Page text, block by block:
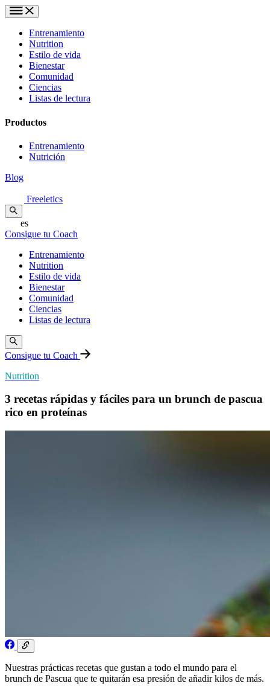
Entrenamiento
Nutrition
Estilo de vida
Bienestar
Comunidad
Ciencias
Listas de lectura
Productos
Entrenamiento
Nutrición
Blog
Freeletics
es
Consigue tu Coach
Entrenamiento
Nutrition
Estilo de vida
Bienestar
Comunidad
Ciencias
Listas de lectura
Consigue tu Coach
Nutrition
3 recetas rápidas y fáciles para un brunch de pascua
rico en proteínas
Nuestras prácticas recetas que gustan a todo el mundo para el
brunch de Pascua que te quitarán esa presión de añadir kilos de más.